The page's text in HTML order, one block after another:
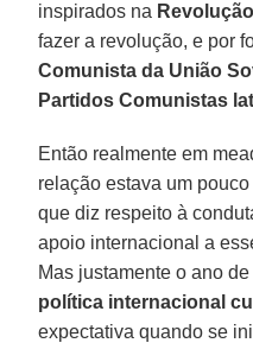
inspirados na
fazer a revolução, e por
Comunista da União
Partidos Comunistas
Então realmente em
relação estava um
que diz respeito à
apoio internacional a
Mas justamente o ano de
política internacional
expectativa quando se